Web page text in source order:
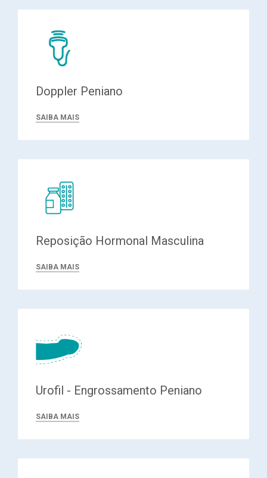
Doppler Peniano
SAIBA MAIS
Reposição Hormonal Masculina
SAIBA MAIS
Urofil - Engrossamento Peniano
SAIBA MAIS